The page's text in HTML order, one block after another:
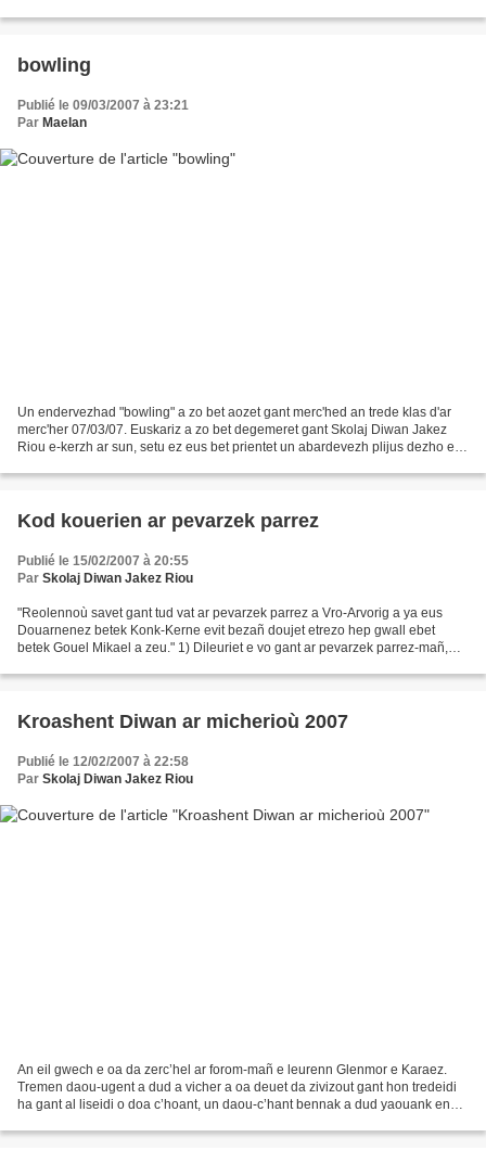
bowling
Publié le 09/03/2007 à 23:21
Par Maelan
Un endervezhad "bowling" a zo bet aozet gant merc'hed an trede klas d'ar
merc'her 07/03/07. Euskariz a zo bet degemeret gant Skolaj Diwan Jakez
Riou e-kerzh ar sun, setu ez eus bet prientet un abardevezh plijus dezho e
Kod kouerien ar pevarzek parrez
Publié le 15/02/2007 à 20:55
Par Skolaj Diwan Jakez Riou
"Reolennoù savet gant tud vat ar pevarzek parrez a Vro-Arvorig a ya eus
Douarnenez betek Konk-Kerne evit bezañ doujet etrezo hep gwall ebet
betek Gouel Mikael a zeu." 1) Dileuriet e vo gant ar pevarzek parrez-mañ,
Kroashent Diwan ar micherioù 2007
Publié le 12/02/2007 à 22:58
Par Skolaj Diwan Jakez Riou
An eil gwech e oa da zerc’hel ar forom-mañ e leurenn Glenmor e Karaez.
Tremen daou-ugent a dud a vicher a oa deuet da zivizout gant hon tredeidi
ha gant al liseidi o doa c’hoant, un daou-c’hant bennak a dud yaouank en